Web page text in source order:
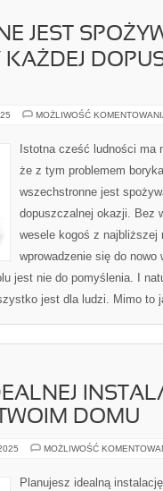
JEST
MOŻLIWOŚĆ
Istotna cześć ludności ma
że z tym problemem
wszechstronne jest
dopuszczalnej okazji. Bez
wesele kogoś z najbliższej
wprowadzenie się do
jest nie do pomyślenia. I
jest dla ludzi. Mimo
DOMU
MOŻLIWOŚĆ
Planujesz idealną